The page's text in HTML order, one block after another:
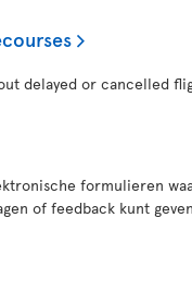
delayed or cancelled
formulieren
of feedback kunt